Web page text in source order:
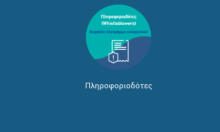
Πληροφοριοδότες